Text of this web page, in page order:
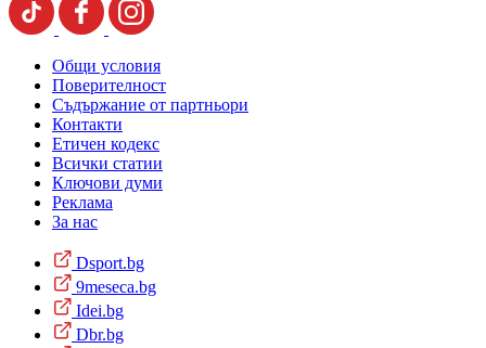
Общи условия
Поверителност
Съдържание от партньори
Контакти
Етичен кодекс
Всички статии
Ключови думи
Реклама
За нас
Dsport.bg
9meseca.bg
Idei.bg
Dbr.bg